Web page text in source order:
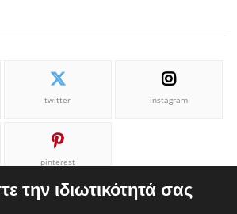
twitter instagram
pinterest
την ιδιωτικότητά σας